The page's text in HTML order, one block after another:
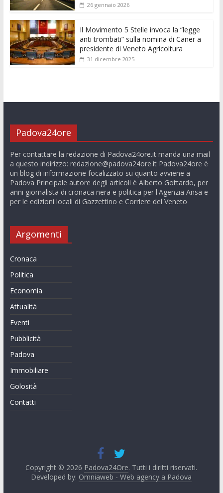
26 gennaio 2026
Il Movimento 5 Stelle invoca la “legge
anti trombati” sulla nomina di Caner a
presidente di Veneto Agricoltura
31 dicembre 2025
Padova24ore
Per contattare la redazione di Padova24ore.it manda una mail
a questo indirizzo: redazione@padova24ore.itPadova24ore è
un blog di informazione focalizzato su quanto avviene a
Padova Principale autore degli articoli è Alberto Gottardo, per
anni giornalista di cronaca nera e politica per l'Agenzia Ansa e
per le edizioni locali di Gazzettino e Corriere del Veneto
Argomenti
Cronaca
Politica
Economia
Attualità
Eventi
Pubblicità
Padova
Immobiliare
Golosità
Contatti
Copyright © 2026 Padova24Ore. Tutti i diritti riservati.
Developed by: Omniaweb - Web agency a Padova